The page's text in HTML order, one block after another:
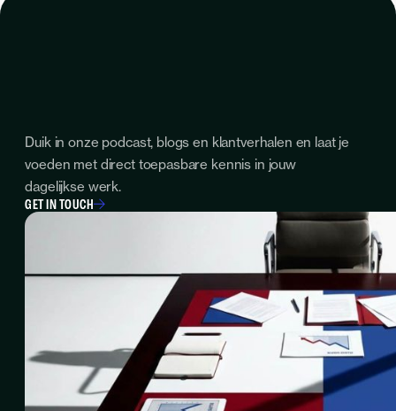
Duik in onze podcast, blogs en klantverhalen en laat je
voeden met direct toepasbare kennis in jouw
dagelijkse werk.
GET IN TOUCH